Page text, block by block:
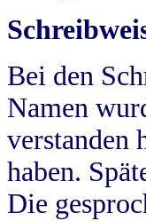
Bei den
Namen
verstanden
haben.
Die